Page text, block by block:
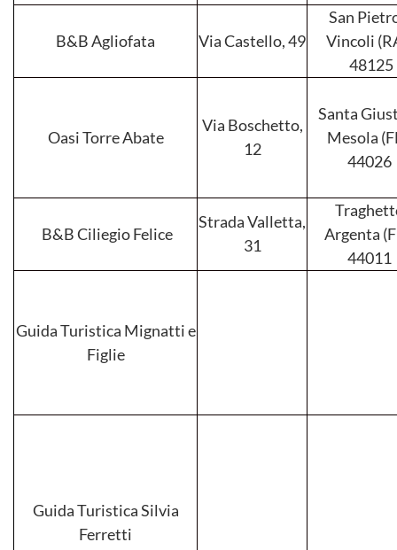
B&B Agliofata Via Castello, 49
San
Vincoli
48125
Oasi Torre Abate
Via Boschetto,
12
Santa
Mesola
44026
B&B Ciliegio Felice
Strada Valletta,
31
Argenta
44011
Guida Turistica Mignatti e
Figlie
Guida Turistica Silvia
Ferretti